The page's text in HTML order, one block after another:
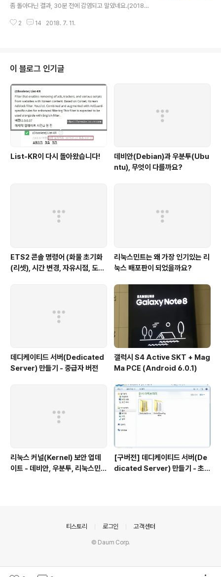
좀 돌아다닌 결과, 30분 전에 감염되고 말았네요.(2018년
아남지 못했네요. 테스트 환경은 윈도 업데이트를 제대로
가상이니 걱정하지 않으셔도 되요^^ https://cafe.naver.
com/malzero/153233(최초 작성 일시 : 2018.07.10.
01:15)
2 14 2018. 7. 11.
이 블로그 인기글
List-KR이 다시 돌아왔습니다!
데비안(Debian)과 우분투(Ubu
ntu), 무엇이 다를까요?
ETS2 콘솔 명령어 (화물 초기화
(리셋), 시간 변경, 자유시점, 도시
리눅스민트는 왜 가장 인기있는 리
눅스 배포판이 되었을까요?
데디케이티드 서버(Dedicated
Server) 만들기 - 중급자 버전
갤럭시 S4 Active SKT + Mag
Ma PCE (Android 6.0.1)
리눅스 커널(Kernel) 보안 업데
이트 - 데비안, 우분투, 리눅스민
[구버전] 데디케이티드 서버(De
dicated Server) 만들기 - 초급
티스토리 로그인 고객센터
© Daum Corp.